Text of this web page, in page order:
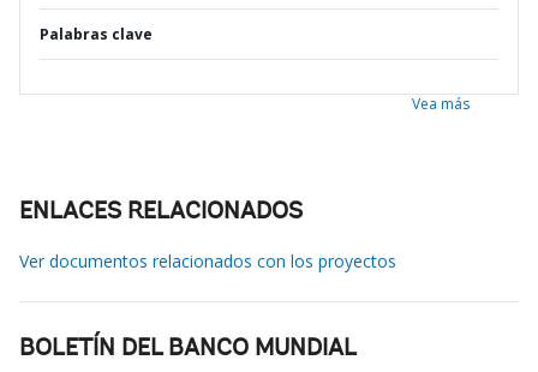
Palabras clave
Vea más
ENLACES RELACIONADOS
Ver documentos relacionados con los proyectos
BOLETÍN DEL BANCO MUNDIAL